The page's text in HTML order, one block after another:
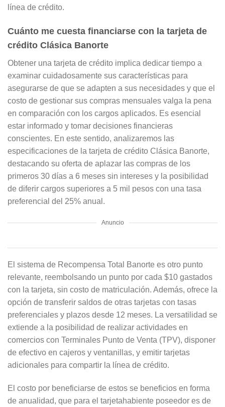
línea de crédito.
Cuánto me cuesta financiarse con la tarjeta de
crédito Clásica Banorte
Obtener una tarjeta de crédito implica dedicar tiempo a
examinar cuidadosamente sus características para
asegurarse de que se adapten a sus necesidades y que el
costo de gestionar sus compras mensuales valga la pena
en comparación con los cargos aplicados. Es esencial
estar informado y tomar decisiones financieras
conscientes. En este sentido, analizaremos las
especificaciones de la tarjeta de crédito Clásica Banorte,
destacando su oferta de aplazar las compras de los
primeros 30 días a 6 meses sin intereses y la posibilidad
de diferir cargos superiores a 5 mil pesos con una tasa
preferencial del 25% anual.
Anuncio
El sistema de Recompensa Total Banorte es otro punto
relevante, reembolsando un punto por cada $10 gastados
con la tarjeta, sin costo de matriculación. Además, ofrece la
opción de transferir saldos de otras tarjetas con tasas
preferenciales y plazos desde 12 meses. La versatilidad se
extiende a la posibilidad de realizar actividades en
comercios con Terminales Punto de Venta (TPV), disponer
de efectivo en cajeros y ventanillas, y emitir tarjetas
adicionales para compartir la línea de crédito.
El costo por beneficiarse de estos se beneficios en forma
de anualidad, que para el tarjetahabiente poseedor es de